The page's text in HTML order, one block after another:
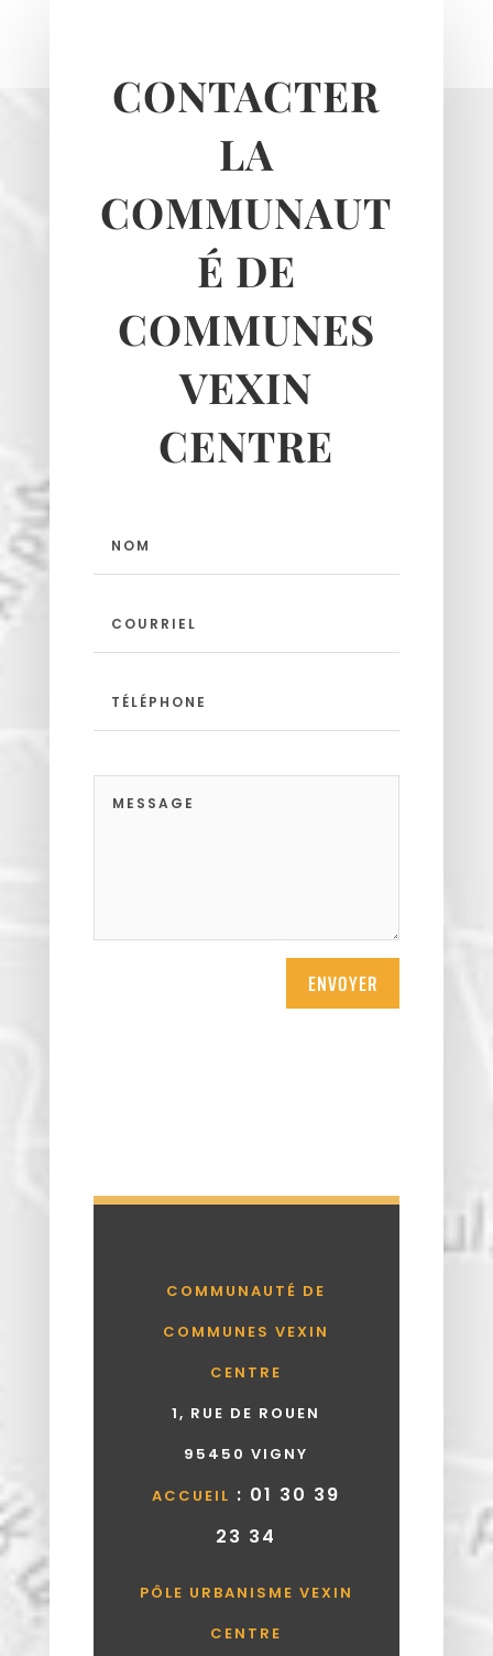
Longuesse
Neuilly-en-vexin
Seraincourt
CONTACTER
LA
COMMUNAUT
É DE
COMMUNES
VEXIN
CENTRE
ENVOYER
COMMUNAUTÉ DE
COMMUNES VEXIN
CENTRE
1, RUE DE ROUEN
95450 VIGNY
ACCUEIL : 01 30 39
23 34
PÔLE URBANISME VEXIN
CENTRE